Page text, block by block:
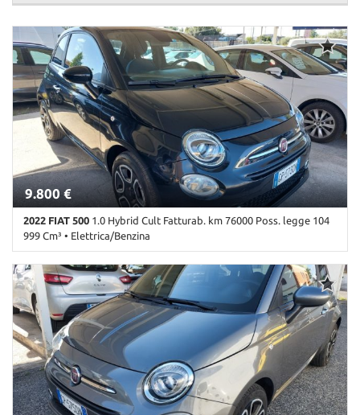
9.800 €
2022 FIAT 500 1.0 Hybrid Cult Fatturab. km 76000 Poss. legge 104
999 Cm³ • Elettrica/Benzina
76.000 Km • Cambio Manuale (6) • Nero metallizzato • 3 Porte •
ABS • Airbag • Airbag laterali • Airbag Passeggero • Airbag testa •
Alzacristalli elettrici • Autoradio • Autoradio digitale • Bluetooth •
Chiusura centralizzata • Climatizzatore • Controllo automatico
clima • Controllo trazione • Cruise Control • ESP • Fendinebbia •
Immobilizzatore elettronico • Sensori di parcheggio posteriori •
Servosterzo • Specchietti laterali elettrici • Start/Stop Automatico
• USB • Volante in pelle